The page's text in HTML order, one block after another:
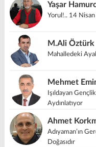
Yaşar
Yorul!.. 14
M.Ali Öztürk
Mahalledeki
Mehmet
Işıldayan
Aydınlatıyor
Ahmet
Adıyaman’ın
Doğasıdır